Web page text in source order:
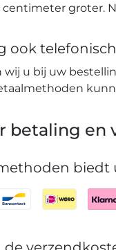
centimeter groter.
ook
u bij uw
betaling en
biedt